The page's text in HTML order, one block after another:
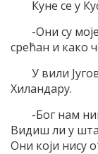
Куне се у
-Они су
срећан и како
У вили
Хиландару.
-Бог нам
Видиш ли у
Они који нису